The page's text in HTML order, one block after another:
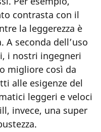
contrasta con il
la leggerezza è
A seconda dell’uso
i nostri ingegneri
migliore così da
alle esigenze del
leggeri e veloci
invece, una super